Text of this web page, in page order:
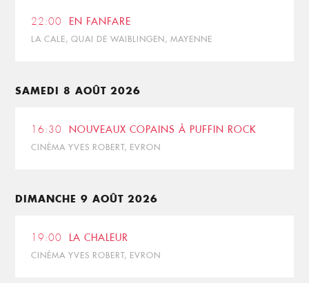
22:00 EN FANFARE
LA CALE, QUAI DE WAIBLINGEN, MAYENNE
SAMEDI 8 AOÛT 2026
16:30 NOUVEAUX COPAINS À PUFFIN ROCK
CINÉMA YVES ROBERT, EVRON
DIMANCHE 9 AOÛT 2026
19:00 LA CHALEUR
CINÉMA YVES ROBERT, EVRON